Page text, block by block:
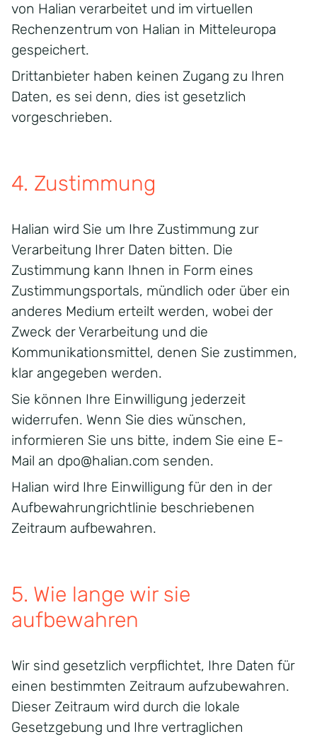
von Halian verarbeitet und im virtuellen
Rechenzentrum von Halian in Mitteleuropa
gespeichert.
Drittanbieter haben keinen Zugang zu Ihren
Daten, es sei denn, dies ist gesetzlich
vorgeschrieben.
4. Zustimmung
Halian wird Sie um Ihre Zustimmung zur
Verarbeitung Ihrer Daten bitten. Die
Zustimmung kann Ihnen in Form eines
Zustimmungsportals, mündlich oder über ein
anderes Medium erteilt werden, wobei der
Zweck der Verarbeitung und die
Kommunikationsmittel, denen Sie zustimmen,
klar angegeben werden.
Sie können Ihre Einwilligung jederzeit
widerrufen. Wenn Sie dies wünschen,
informieren Sie uns bitte, indem Sie eine E-
Mail an dpo@halian.com senden.
Halian wird Ihre Einwilligung für den in der
Aufbewahrungrichtlinie beschriebenen
Zeitraum aufbewahren.
5. Wie lange wir sie
aufbewahren
Wir sind gesetzlich verpflichtet, Ihre Daten für
einen bestimmten Zeitraum aufzubewahren.
Dieser Zeitraum wird durch die lokale
Gesetzgebung und Ihre vertraglichen